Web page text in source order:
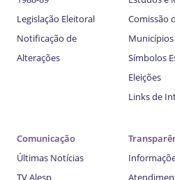
Legislação Eleitoral
Notificação de
Alterações
Comissão
Símbolos
Eleições
Links de
Comunicação
Últimas Notícias
TV Alesp